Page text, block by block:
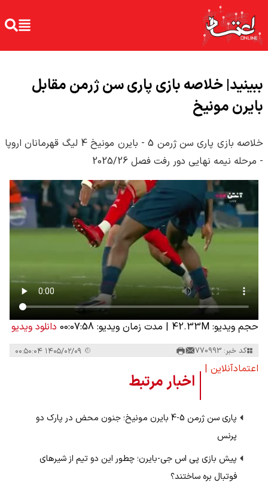
ببینید| خلاصه بازی پاری سن ژرمن مقابل
بایرن مونیخ
خلاصه بازی پاری سن ژرمن 5 - بایرن مونیخ 4 لیگ قهرمانان اروپا
- مرحله نیمه نهایی دور رفت فصل 2025/26
حجم ویدیو: 42.33M | مدت زمان ویدیو: 00:07:58 دانلود ویدیو
کد خبر: 770993
اعتمادآنلاین |
اخبار مرتبط
پاری سن ژرمن 5-4 بایرن مونیخ؛ جنون محض در پارک دو
پرنس
پیش بازی پی اس جی-بایرن؛ چطور این دو تیم از شیرهای
فوتبال بره ساختند؟